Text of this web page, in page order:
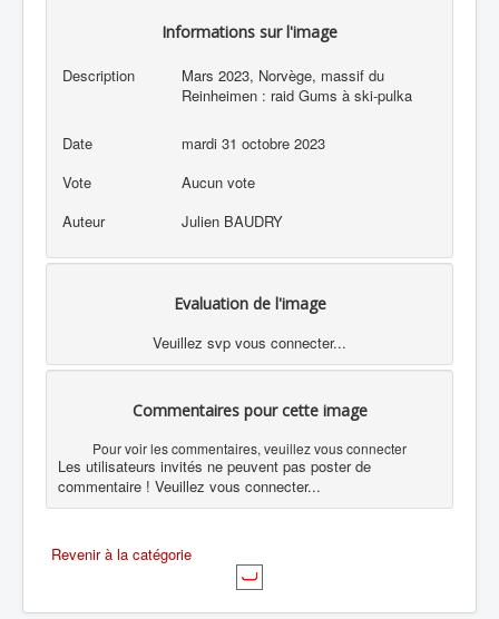
Informations sur l'image
Description
Mars 2023, Norvège, massif du
Reinheimen : raid Gums à ski-pulka
Date
mardi 31 octobre 2023
Vote
Aucun vote
Auteur
Julien BAUDRY
Evaluation de l'image
Veuillez svp vous connecter...
Commentaires pour cette image
Pour voir les commentaires, veuillez vous connecter
Les utilisateurs invités ne peuvent pas poster de
commentaire ! Veuillez vous connecter...
Revenir à la catégorie